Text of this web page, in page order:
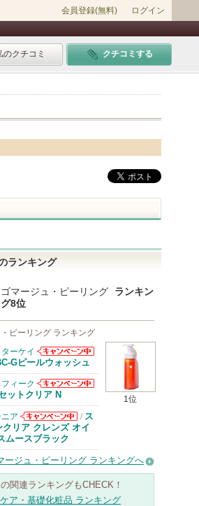
会員登録(無料) ログイン
のクチコミ クチコミする
ランキング
ゴマージュ・ピーリング
ランキン
グ8位
ピーリング ランキング
1位
ターケイ
ドクターケイか
らのお知らせが
あります
Gピールウォッシュ
ィーク
ベネフィークか
らのお知らせが
あります
ットクリア N
ア
アテニアからの
お知らせがあり
/ ス
クリア クレンズ オイ
ムースブラック
ージュ・ピーリング ランキングへ
関連ランキングもCHECK！
ア・基礎化粧品 ランキング